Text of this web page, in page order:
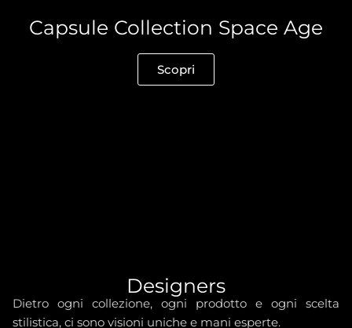
Capsule Collection Space Age
Scopri
Designers
Dietro ogni collezione, ogni prodotto e ogni scelta
stilistica, ci sono visioni uniche e mani esperte.